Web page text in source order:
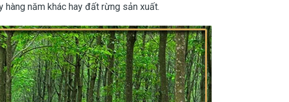
năm khác hay đất rừng sản xuất.